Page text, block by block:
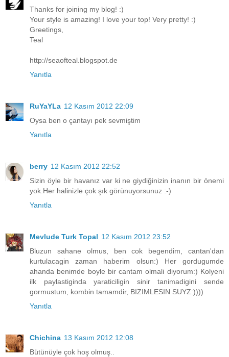
Thanks for joining my blog! :)
Your style is amazing! I love your top! Very pretty! :)
Greetings,
Teal
http://seaofteal.blogspot.de
Yanıtla
RuYaYLa 12 Kasım 2012 22:09
Oysa ben o çantayı pek sevmiştim
Yanıtla
berry 12 Kasım 2012 22:52
Sizin öyle bir havanız var ki ne giydiğinizin inanın bir önemi
yok.Her halinizle çok şık görünuyorsunuz :-)
Yanıtla
Mevlude Turk Topal 12 Kasım 2012 23:52
Bluzun sahane olmus, ben cok begendim, cantan'dan
kurtulacagin zaman haberim olsun:) Her gordugumde
ahanda benimde boyle bir cantam olmali diyorum:) Kolyeni
ilk paylastiginda yaraticiligin sinir tanimadigini sende
gormustum, kombin tamamdir, BIZIMLESIN SUYZ:))))
Yanıtla
Chichina 13 Kasım 2012 12:08
Bütünüyle çok hoş olmuş..